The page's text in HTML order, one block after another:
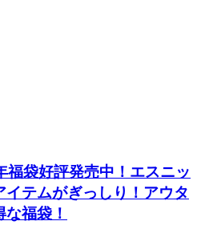
福袋好評発売中！エスニッ
イテムがぎっしり！アウタ
福袋！